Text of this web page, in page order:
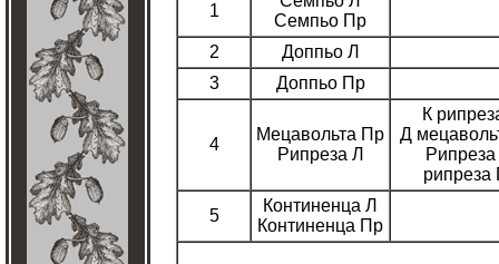
1
Семпьо Пр
2
Доппьо Л
3
Доппьо Пр
4
Мецавольта Пр
Рипреза Л
К
Д
рипреза
5
Континенца Л
Континенца Пр